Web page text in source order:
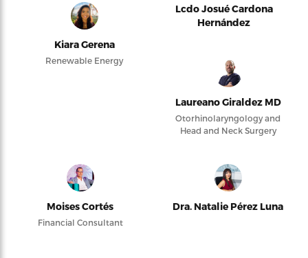
Kiara Gerena
Renewable Energy
Lcdo Josué Cardona
Hernández
Laureano Giraldez MD
Otorhinolaryngology and
Head and Neck Surgery
Moises Cortés
Financial Consultant
Dra. Natalie Pérez Luna